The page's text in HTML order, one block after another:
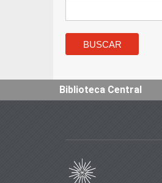
Biblioteca Central